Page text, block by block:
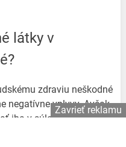
zdraviu neškodné
negatívne vplyvy. Avšak
iba v súlade s
Zavrieť reklamu